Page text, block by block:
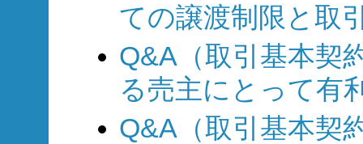
ての譲渡制限と取
Q&A（取引基本契
る売主にとって有
Q&A（取引基本契